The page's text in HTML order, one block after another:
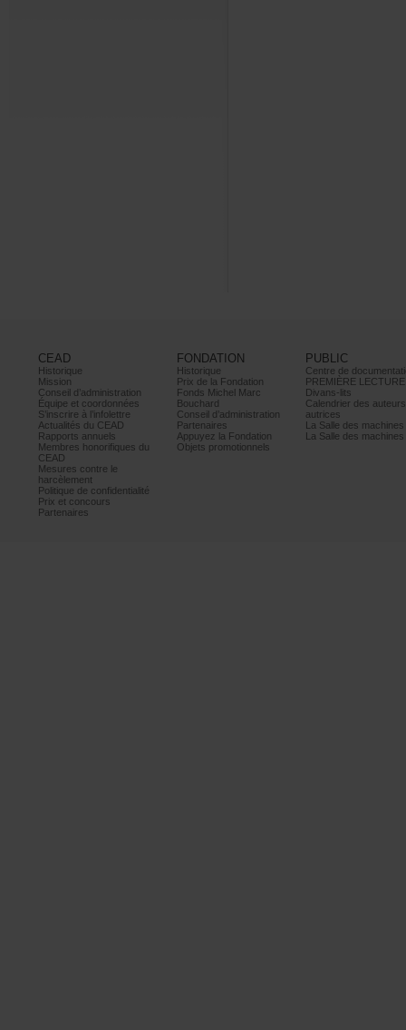
CEAD
Historique
Mission
Conseild’administration
Équipeetcoordonnées
S’inscrireàl’infolettre
ActualitésduCEAD
Rapportsannuels
Membreshonorifiquesdu
CEAD
Mesurescontrele
harcèlement
Politiquedeconfidentialité
Prixetconcours
Partenaires
FONDATION
Historique
PrixdelaFondation
FondsMichelMarc
Bouchard
Conseild’administration
Partenaires
AppuyezlaFondation
Objetspromotionnels
PUBLIC
PREMIÈRELECTURE
Divans-lits
autrices